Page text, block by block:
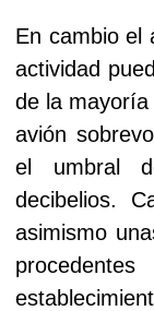
En cambio el
actividad
de la
avión
el umbral
decibelios.
asimismo